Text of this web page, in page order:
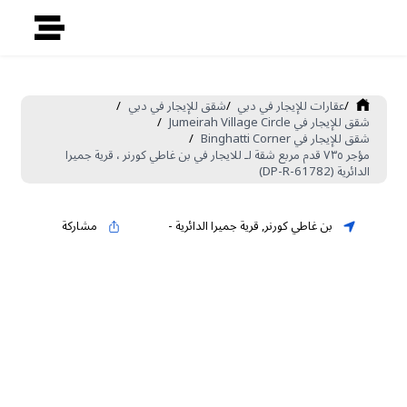
/عقارات للإيجار في دبي /شقق للإيجار في دبي /
شقق للإيجار في Jumeirah Village Circle /
شقق للإيجار في Binghatti Corner /
مؤجر ٧٣٥ قدم مربع شقة لـ للايجار في بن غاطي كورنر ، قرية جميرا
الدائرية (DP-R-61782)
بن غاطي كورنر,قرية جميرا الدائرية- مشاركة